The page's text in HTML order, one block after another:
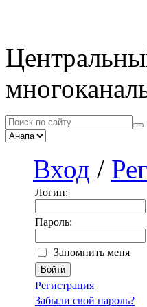
Вход /
Логин:
Пароль:
Запомнить меня
Регистрация
Забыли свой пароль?